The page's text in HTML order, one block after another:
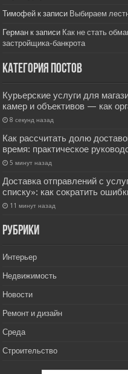
Тимофей к записи Выбираем
Герман к записи Как не стать
застройщика-банкрота
Категория постов
Курьерские услуги для
камер и объективов — как
8 секунд назад
Как рассчитать долю
время: практическое
5 минут назад
Доставка отправлений с
списку»: как сократить
11 минут назад
РУбрики
Интерьер
Недвижимость
Новости
Ремонт и дизайн
Среда
Строительство